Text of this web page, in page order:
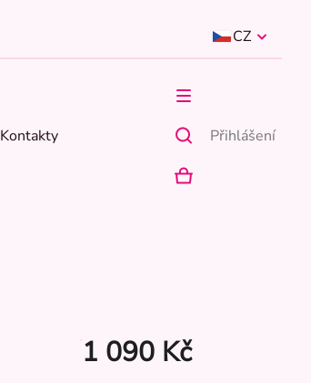
CZ
Kontakty Přihlášení
NÁKUPNÍ
1 090 Kč